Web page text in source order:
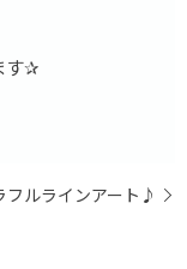
す✰
フルラインアート♪